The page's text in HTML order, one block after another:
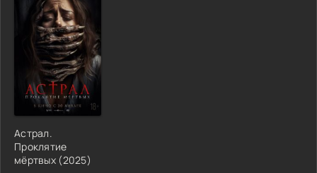
Астрал.
Проклятие
мёртвых (2025)